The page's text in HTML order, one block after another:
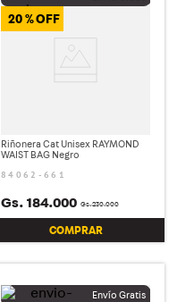
20 %
Riñonera Cat Unisex RAYMOND
WAIST BAG Negro
84062-661
Gs.230.000
Gs. 184.000
COMPRAR